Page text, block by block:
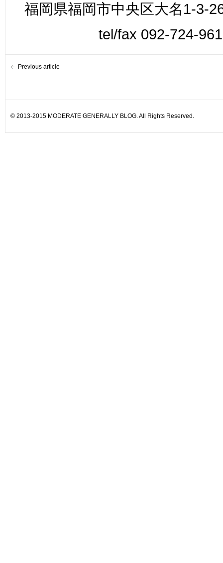
福岡県福岡市中央区大名1-3-
tel/fax 092-724-
Previous article
© 2013-2015 MODERATE GENERALLY BLOG. All Rights Reserved.